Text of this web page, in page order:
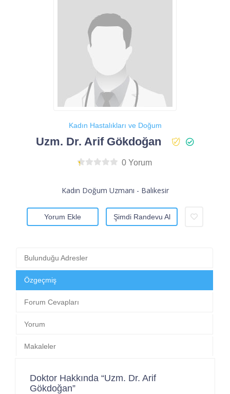
Kadın Hastalıkları ve Doğum
Uzm. Dr. Arif Gökdoğan
0 Yorum
Kadın Doğum Uzmanı - Balıkesir
Yorum Ekle Şimdi Randevu Al
Bulunduğu Adresler
Özgeçmiş
Forum Cevapları
Yorum
Makaleler
Doktor Hakkında “Uzm. Dr. Arif
Gökdoğan”